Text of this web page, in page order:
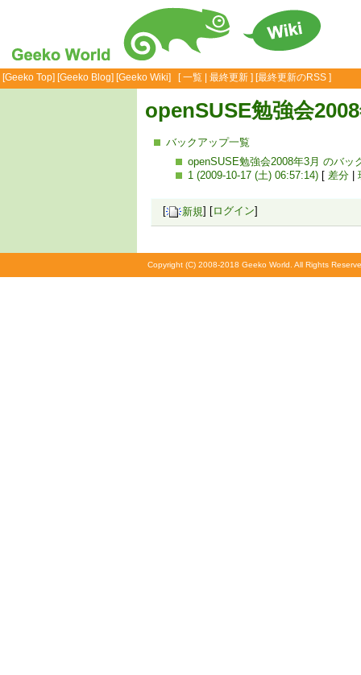
[Geeko Top] [Geeko Blog] [Geeko Wiki] [一覧 最終更新 ] [最終更新のRSS ]
openSUSE勉強会
バックアップ一覧
openSUSE勉強会2008年3月 のバッ
1 (2009-10-17 (土) 06:57:14)[ 差分|
[ 新規] [ログイン]
Copyright (C) 2008-2018 Geeko World. All Rights